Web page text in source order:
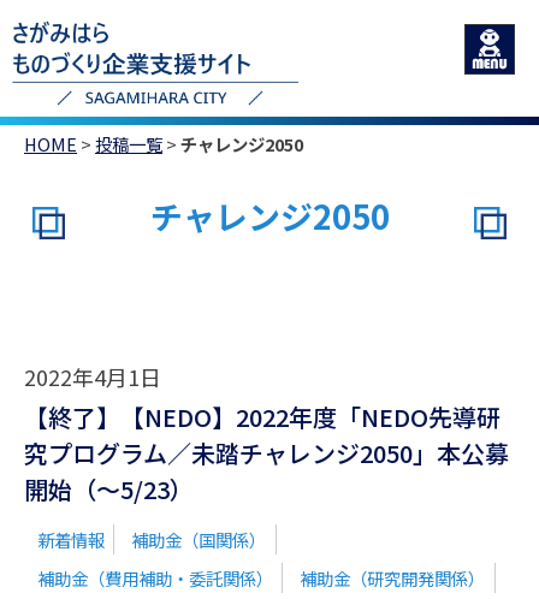
HOME >投稿一覧>チャレンジ2050
チャレンジ2050
2022年4月1日
【終了】【NEDO】2022年度「NEDO先導研
究プログラム／未踏チャレンジ2050」本公募
開始（～5/23）
新着情報
補助金（国関係）
補助金（費用補助・委託関係）
補助金（研究開発関係）